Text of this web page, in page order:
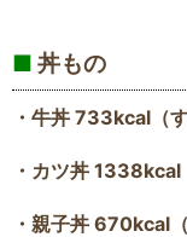
■ 丼もの
・牛丼 733kcal（
・カツ丼 1338kcal
・親子丼 670kcal